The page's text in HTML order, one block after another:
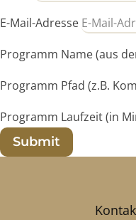
E-Mail-Adresse
Programm Name (aus
Programm Pfad (z.B.
Programm Laufzeit (in
Submit